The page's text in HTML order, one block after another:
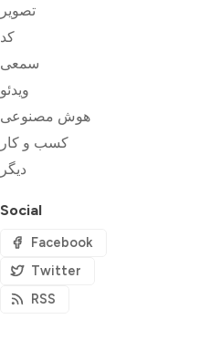
تصویر
کد
سمعی
ویدئو
هوش مصنوعی
کسب و کار
دیگر
Social
Facebook
Twitter
RSS